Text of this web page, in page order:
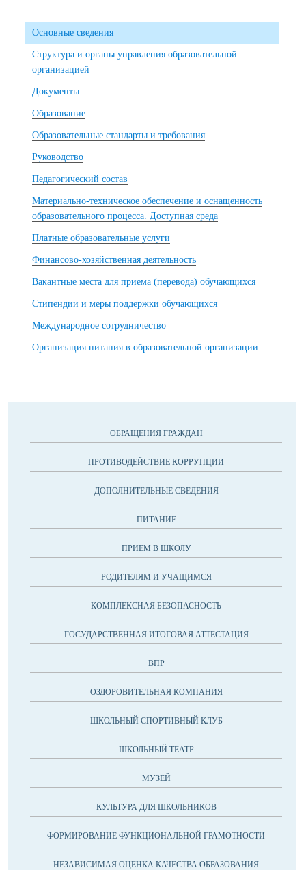
Основные сведения
Структура и органы управления образовательной
организацией
Документы
Образование
Образовательные стандарты и требования
Руководство
Педагогический состав
Материально-техническое обеспечение и оснащенность
образовательного процесса. Доступная среда
Платные образовательные услуги
Финансово-хозяйственная деятельность
Вакантные места для приема (перевода) обучающихся
Стипендии и меры поддержки обучающихся
Международное сотрудничество
Организация питания в образовательной организации
ОБРАЩЕНИЯ ГРАЖДАН
ПРОТИВОДЕЙСТВИЕ КОРРУПЦИИ
ДОПОЛНИТЕЛЬНЫЕ СВЕДЕНИЯ
ПИТАНИЕ
ПРИЕМ В ШКОЛУ
РОДИТЕЛЯМ И УЧАЩИМСЯ
КОМПЛЕКСНАЯ БЕЗОПАСНОСТЬ
ГОСУДАРСТВЕННАЯ ИТОГОВАЯ АТТЕСТАЦИЯ
ВПР
ОЗДОРОВИТЕЛЬНАЯ КОМПАНИЯ
ШКОЛЬНЫЙ СПОРТИВНЫЙ КЛУБ
ШКОЛЬНЫЙ ТЕАТР
МУЗЕЙ
КУЛЬТУРА ДЛЯ ШКОЛЬНИКОВ
ФОРМИРОВАНИЕ ФУНКЦИОНАЛЬНОЙ ГРАМОТНОСТИ
НЕЗАВИСИМАЯ ОЦЕНКА КАЧЕСТВА ОБРАЗОВАНИЯ